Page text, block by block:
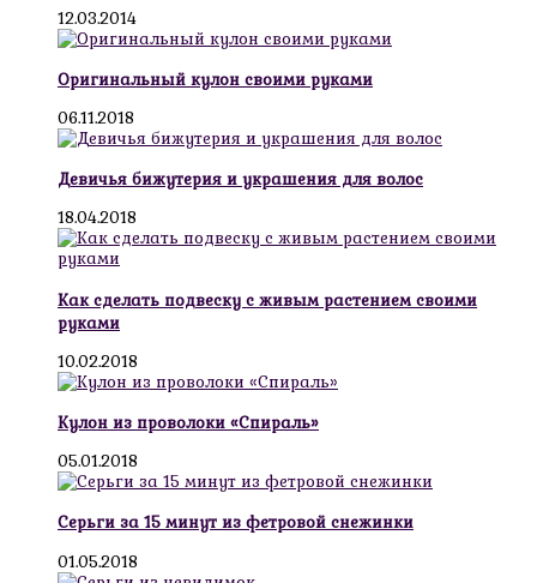
12.03.2014
Оригинальный кулон своими руками
06.11.2018
Девичья бижутерия и украшения для волос
18.04.2018
Как сделать подвеску с живым растением своими
руками
10.02.2018
Кулон из проволоки «Спираль»
05.01.2018
Серьги за 15 минут из фетровой снежинки
01.05.2018